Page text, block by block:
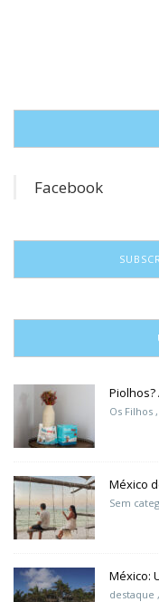
Facebook
Os Filhos ,
México
Sem
México:
destaque ,